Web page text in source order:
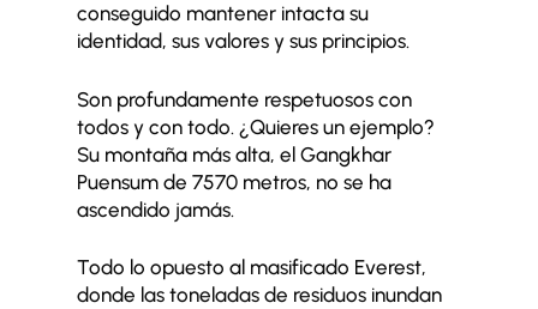
conseguido mantener intacta su
identidad, sus valores y sus principios.
Son profundamente respetuosos con
todos y con todo. ¿Quieres un ejemplo?
Su montaña más alta, el Gangkhar
Puensum de 7570 metros, no se ha
ascendido jamás.
Todo lo opuesto al masificado Everest,
donde las toneladas de residuos inundan